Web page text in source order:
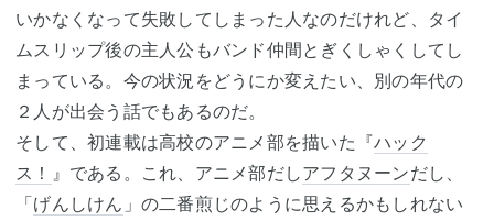
いかなくなって失敗してしまった人なのだけれど、タイ
ムスリップ後の主人公もバンド仲間とぎくしゃくしてし
まっている。今の状況をどうにか変えたい、別の年代の
２人が出会う話でもあるのだ。
そして、初連載は高校のアニメ部を描いた『ハック
ス！ 』である。これ、アニメ部だしアフタヌーンだし、
「げんしけん 」の二番煎じのように思えるかもしれない